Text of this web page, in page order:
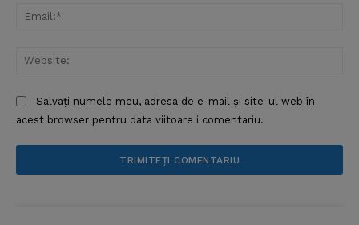
Salvați numele meu, adresa de e-mail și site-ul web în
acest browser pentru data viitoare i comentariu.